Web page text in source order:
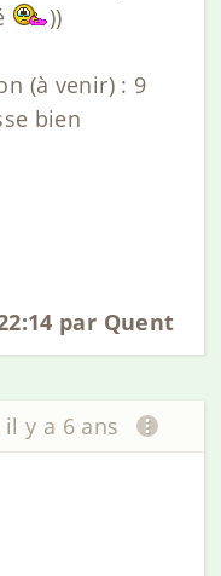
))
(à venir) : 9
bien
par Quent
il y a 6 ans